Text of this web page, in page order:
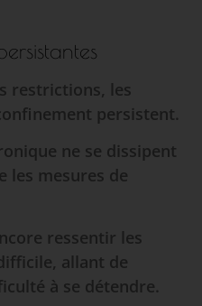
restrictions, les
persistent.
ne se dissipent
les mesures de
ressentir les
allant de
à se détendre.